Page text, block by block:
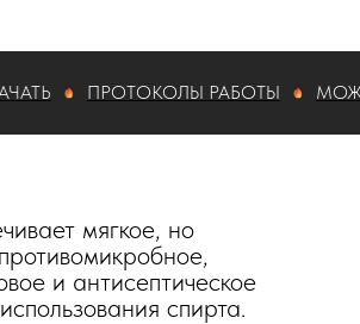
ПРОТОКОЛЫ РАБОТЫ МОЖНО
мягкое, но
и антисептическое
спирта.​